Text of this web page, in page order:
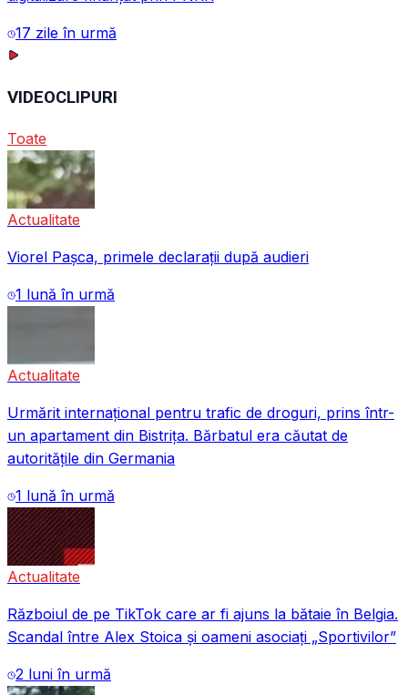
17 zile în urmă
VIDEOCLIPURI
Toate
Actualitate
Viorel Pașca, primele declarații după audieri
1 lună în urmă
Actualitate
Urmărit internațional pentru trafic de droguri, prins într-
un apartament din Bistrița. Bărbatul era căutat de
autoritățile din Germania
1 lună în urmă
Actualitate
Războiul de pe TikTok care ar fi ajuns la bătaie în Belgia.
Scandal între Alex Stoica și oameni asociați „Sportivilor”
2 luni în urmă